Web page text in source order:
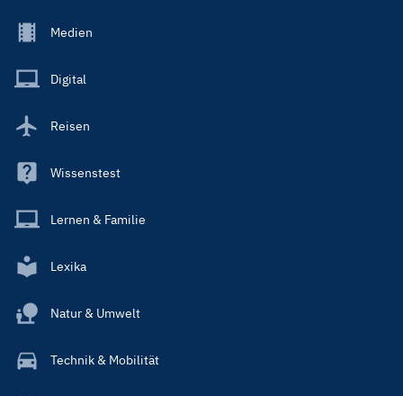
Footer
Main
Medien
Digital
Reisen
Wissenstest
Lernen & Familie
Lexika
Natur & Umwelt
Technik & Mobilität